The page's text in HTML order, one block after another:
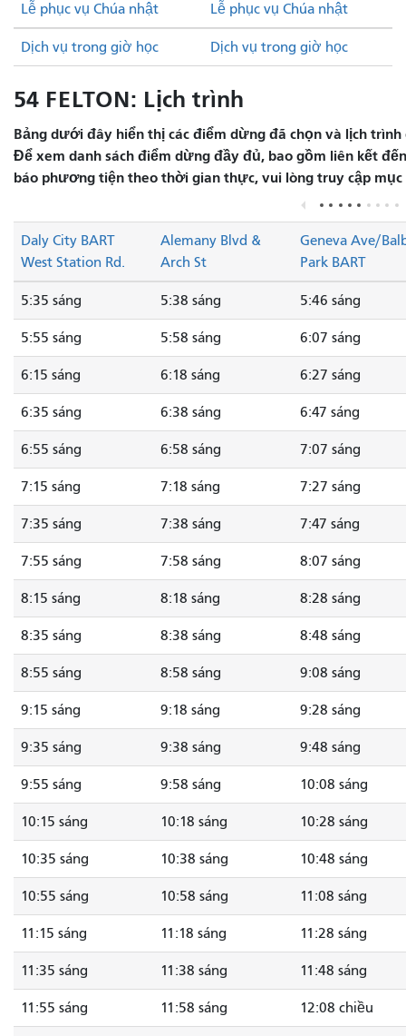
Lễ phục vụ Chúa nhật Lễ phục vụ Chúa nhật
Dịch vụ trong giờ học Dịch vụ trong giờ học
54 FELTON: Lịch trình
Bảng dưới đây hiển thị các điểm dừng đã chọn và lịch
Để xem danh sách điểm dừng đầy đủ, bao gồm liên kết
báo phương tiện theo thời gian thực, vui lòng truy cập mục
Daly City BART
West Station Rd.
Alemany Blvd &
Arch St
Geneva Ave/
Park BART
5:35 sáng 5:38 sáng 5:46 sáng
5:55 sáng 5:58 sáng 6:07 sáng
6:15 sáng 6:18 sáng 6:27 sáng
6:35 sáng 6:38 sáng 6:47 sáng
6:55 sáng 6:58 sáng 7:07 sáng
7:15 sáng 7:18 sáng 7:27 sáng
7:35 sáng 7:38 sáng 7:47 sáng
7:55 sáng 7:58 sáng 8:07 sáng
8:15 sáng 8:18 sáng 8:28 sáng
8:35 sáng 8:38 sáng 8:48 sáng
8:55 sáng 8:58 sáng 9:08 sáng
9:15 sáng 9:18 sáng 9:28 sáng
9:35 sáng 9:38 sáng 9:48 sáng
9:55 sáng 9:58 sáng 10:08 sáng
10:15 sáng 10:18 sáng 10:28 sáng
10:35 sáng 10:38 sáng 10:48 sáng
10:55 sáng 10:58 sáng 11:08 sáng
11:15 sáng 11:18 sáng 11:28 sáng
11:35 sáng 11:38 sáng 11:48 sáng
11:55 sáng 11:58 sáng 12:08 chiều